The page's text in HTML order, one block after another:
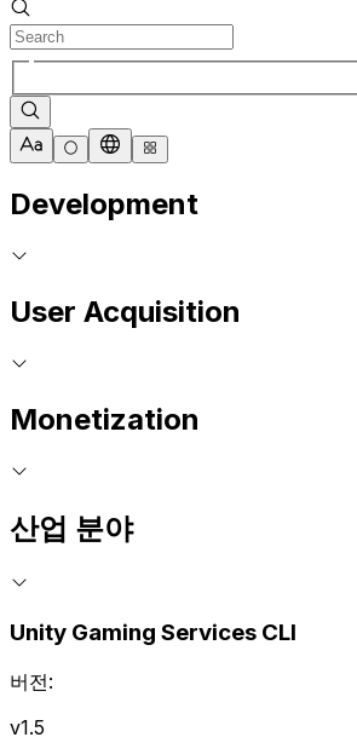
Development
User Acquisition
Monetization
산업 분야
Unity Gaming Services CLI
버전:
v1.5